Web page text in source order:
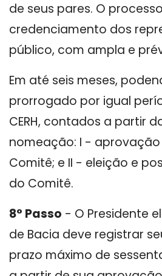
de seus pares. O
credenciamento dos
público, com ampla e
Em até seis meses,
prorrogado por igual
CERH, contados a partir
nomeação: I -
Comitê; e II - eleição e
do Comitê.
8° Passo - O Presidente
de Bacia deve registrar
prazo máximo de